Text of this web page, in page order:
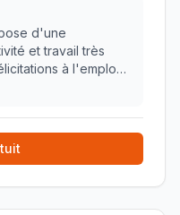
d'une
et travail très
à l'employé
cette société qui